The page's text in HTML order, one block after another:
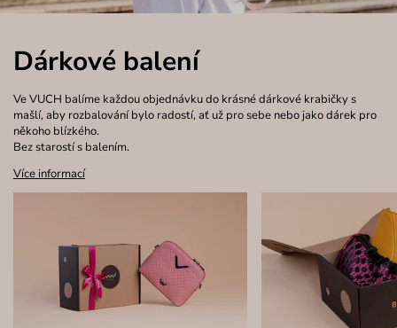
Dárkové balení
Ve VUCH balíme každou objednávku do krásné dárkové krabičky s
mašlí, aby rozbalování bylo radostí, ať už pro sebe nebo jako dárek pro
někoho blízkého.
Bez starostí s balením.
Více informací